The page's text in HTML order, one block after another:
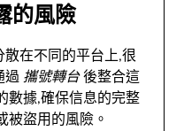
的風險
在不同的平台上,很
過攜號轉台後整合這
數據,確保信息的完整
被盜用的風險。